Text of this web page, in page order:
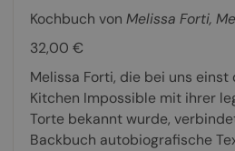
Kochbuch von Melissa Forti,
32,00 €
Melissa Forti, die bei uns
Kitchen Impossible mit ihrer
Torte bekannt wurde,
Backbuch autobiografische